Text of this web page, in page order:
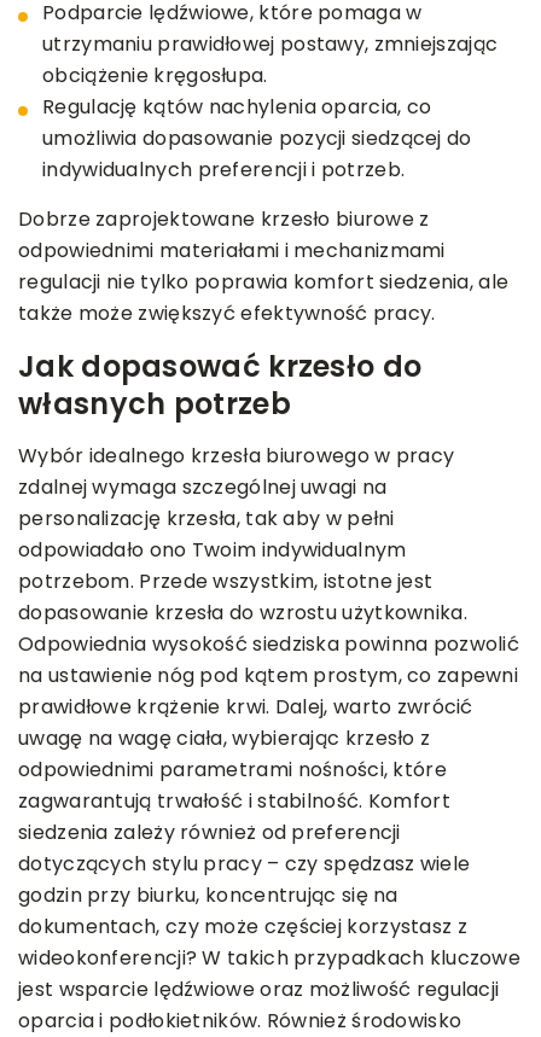
Podparcie lędźwiowe, które pomaga w
utrzymaniu prawidłowej postawy, zmniejszając
obciążenie kręgosłupa.
Regulację kątów nachylenia oparcia, co
umożliwia dopasowanie pozycji siedzącej do
indywidualnych preferencji i potrzeb.
Dobrze zaprojektowane krzesło biurowe z
odpowiednimi materiałami i mechanizmami
regulacji nie tylko poprawia komfort siedzenia, ale
także może zwiększyć efektywność pracy.
Jak dopasować krzesło do
własnych potrzeb
Wybór idealnego krzesła biurowego w pracy
zdalnej wymaga szczególnej uwagi na
personalizację krzesła, tak aby w pełni
odpowiadało ono Twoim indywidualnym
potrzebom. Przede wszystkim, istotne jest
dopasowanie krzesła do wzrostu użytkownika.
Odpowiednia wysokość siedziska powinna pozwolić
na ustawienie nóg pod kątem prostym, co zapewni
prawidłowe krążenie krwi. Dalej, warto zwrócić
uwagę na wagę ciała, wybierając krzesło z
odpowiednimi parametrami nośności, które
zagwarantują trwałość i stabilność. Komfort
siedzenia zależy również od preferencji
dotyczących stylu pracy – czy spędzasz wiele
godzin przy biurku, koncentrując się na
dokumentach, czy może częściej korzystasz z
wideokonferencji? W takich przypadkach kluczowe
jest wsparcie lędźwiowe oraz możliwość regulacji
oparcia i podłokietników. Również środowisko